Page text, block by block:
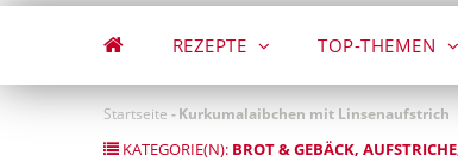
REZEPTE TOP-THEMEN
Startseite -Kurkumalaibchen mit Linsenaufstrich
KATEGORIE(N): BROT & GEBÄCK AUFSTRICHE